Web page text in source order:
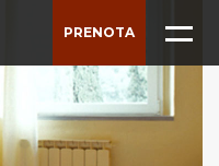
PRENOTA